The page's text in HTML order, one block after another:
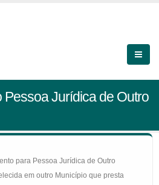
Pessoa Jurídica de Outro
para Pessoa Jurídica de Outro
em outro Município que presta